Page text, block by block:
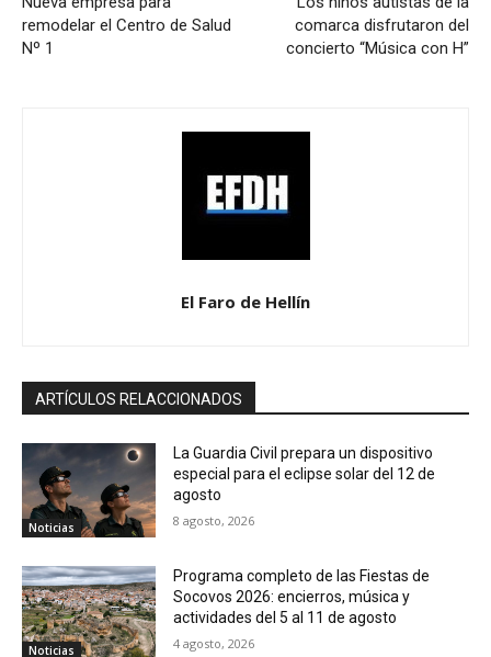
remodelar el Centro de Salud
Nº 1
comarca disfrutaron del
concierto “Música con H”
El Faro de Hellín
ARTÍCULOS RELACCIONADOS
Noticias
La Guardia Civil prepara un dispositivo
especial para el eclipse solar del 12 de
agosto
8 agosto, 2026
Noticias
Programa completo de las Fiestas de
Socovos 2026: encierros, música y
actividades del 5 al 11 de agosto
4 agosto, 2026